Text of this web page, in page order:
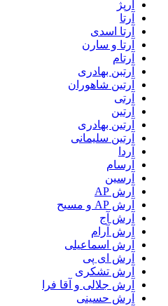
آرپژ
آرتا
آرتا اسدی
آرتا و سارن
آرتام
آرتبن بهادری
آرتين شاهوران
آرتی
آرتین
آرتین بهادری
آرتین سلیمانی
آردا
آرسام
آرسین
آرش AP
آرش AP و مسیح
آرش آج
آرش آرام
آرش اسماعیلی
آرش ای پی
آرش تشکری
آرش جلالی و آقا فرا
آرش حسینی